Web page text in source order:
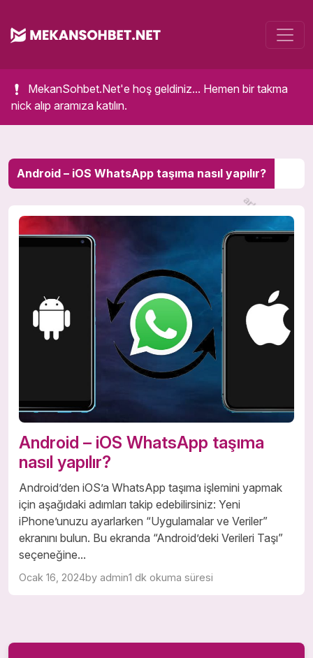
MekanSohbet.Net'e hoş geldiniz... Hemen bir takma
nick alıp aramıza katılın.
Android – iOS WhatsApp taşıma nasıl yapılır?
Android – iOS WhatsApp taşıma
nasıl yapılır?
Android’den iOS’a WhatsApp taşıma işlemini yapmak
için aşağıdaki adımları takip edebilirsiniz: Yeni
iPhone’unuzu ayarlarken “Uygulamalar ve Veriler”
ekranını bulun. Bu ekranda “Android’deki Verileri Taşı”
seçeneğine...
Ocak 16, 2024by admin1 dk okuma süresi